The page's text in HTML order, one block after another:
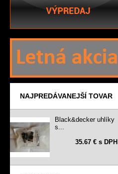
NAJPREDÁVANEJŠÍ TOVAR
Black&decker uhlíky
s...
35.67 € s DPH